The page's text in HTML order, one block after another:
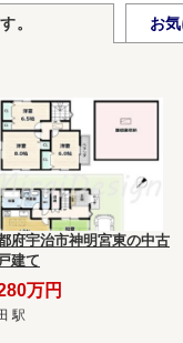
。 お
府宇治市神明宮東の中古
建て
万円
駅